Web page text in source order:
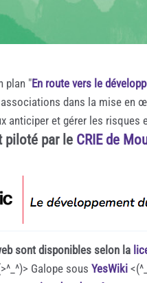
plan "En route vers le
dans la mise en
anticiper et gérer les risques
piloté par le CRIE de
sont disponibles selon la
Galope sous YesWiki